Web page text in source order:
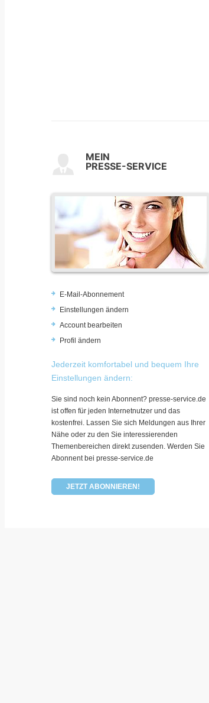
MEIN
PRESSE-SERVICE
E-Mail-Abonnement
Einstellungen ändern
Account bearbeiten
Profil ändern
Jederzeit komfortabel und bequem Ihre
Einstellungen ändern:
Sie sind noch kein Abonnent? presse-service.de
ist offen für jeden Internetnutzer und das
kostenfrei. Lassen Sie sich Meldungen aus Ihrer
Nähe oder zu den Sie interessierenden
Themenbereichen direkt zusenden. Werden Sie
Abonnent bei presse-service.de
JETZT ABONNIEREN!